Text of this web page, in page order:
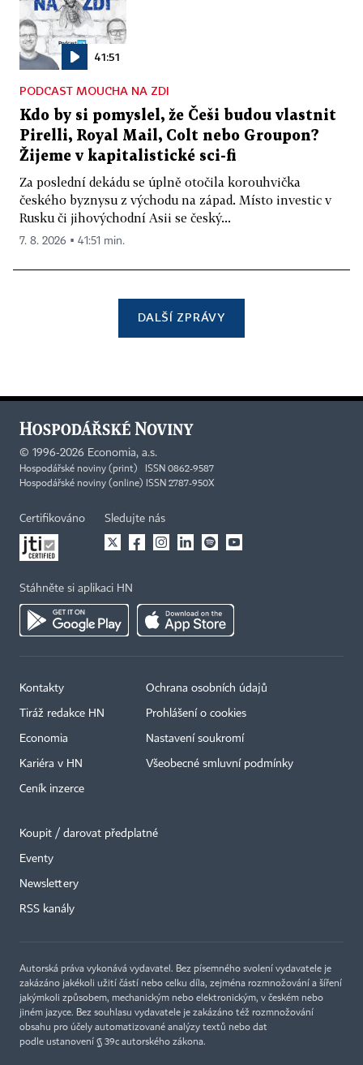
41:51
PODCAST MOUCHA NA ZDI
Kdo by si pomyslel, že Češi budou vlastnit
Pirelli, Royal Mail, Colt nebo Groupon?
Žijeme v kapitalistické sci-fi
Za poslední dekádu se úplně otočila korouhvička
českého byznysu z východu na západ. Místo investic v
Rusku či jihovýchodní Asii se český...
7. 8. 2026 ▪ 41:51 min.
DALŠÍ ZPRÁVY
© 1996-2026 Economia, a.s.
Hospodářské noviny (print) ISSN 0862-9587
Hospodářské noviny (online) ISSN 2787-950X
Certifikováno Sledujte nás
Stáhněte si aplikaci HN
Kontakty
Tiráž redakce HN
Economia
Kariéra v HN
Ceník inzerce
Ochrana osobních údajů
Prohlášení o cookies
Nastavení soukromí
Všeobecné smluvní podmínky
Koupit / darovat předplatné
Eventy
Newslettery
RSS kanály
Autorská práva vykonává vydavatel. Bez písemného svolení vydavatele je
zakázáno jakékoli užití částí nebo celku díla, zejména rozmnožování a šíření
jakýmkoli způsobem, mechanickým nebo elektronickým, v českém nebo
jiném jazyce. Bez souhlasu vydavatele je zakázáno též rozmnožování
obsahu pro účely automatizované analýzy textů nebo dat
podle ustanovení § 39c autorského zákona.